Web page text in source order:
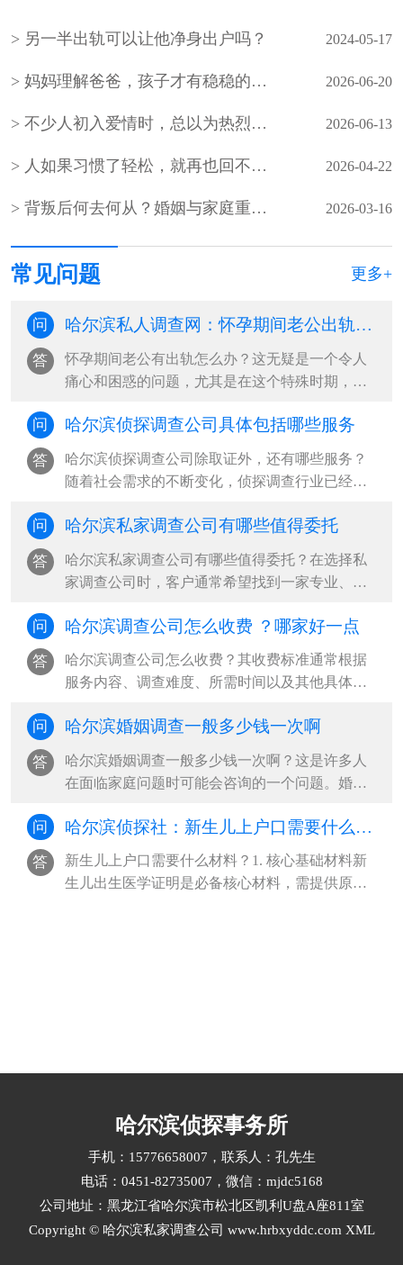
另一半出轨可以让他净身出户吗？
2024-05-17
妈妈理解爸爸，孩子才有稳稳的幸福 2026-06-20
不少人初入爱情时，总以为热烈才是全部 2026-06-13
人如果习惯了轻松，就再也回不到紧绷状态 2026-04-22
背叛后何去何从？婚姻与家庭重建指南 2026-03-16
常见问题 更多+
问 哈尔滨私人调查网：怀孕期间老公出轨怎么办
答
怀孕期间老公有出轨怎么办？这无疑是一个令人
痛心和困惑的问题，尤其是在这个特殊时期，妻
问 哈尔滨侦探调查公司具体包括哪些服务
答
哈尔滨侦探调查公司除取证外，还有哪些服务？
随着社会需求的不断变化，侦探调查行业已经不
问 哈尔滨私家调查公司有哪些值得委托
答
哈尔滨私家调查公司有哪些值得委托？在选择私
家调查公司时，客户通常希望找到一家专业、正
问 哈尔滨调查公司怎么收费 ？哪家好一点
答
哈尔滨调查公司怎么收费？其收费标准通常根据
服务内容、调查难度、所需时间以及其他具体因
问 哈尔滨婚姻调查一般多少钱一次啊
答
哈尔滨婚姻调查一般多少钱一次啊？这是许多人
在面临家庭问题时可能会咨询的一个问题。婚姻
问 哈尔滨侦探社：新生儿上户口需要什么材料
答
新生儿上户口需要什么材料？1. 核心基础材料新
生儿出生医学证明是必备核心材料，需提供原
哈尔滨侦探事务所
手机：15776658007，联系人：孔先生
电话：0451-82735007，微信：mjdc5168
公司地址：黑龙江省哈尔滨市松北区凯利U盘A座811室
Copyright © 哈尔滨私家调查公司 www.hrbxyddc.com XML